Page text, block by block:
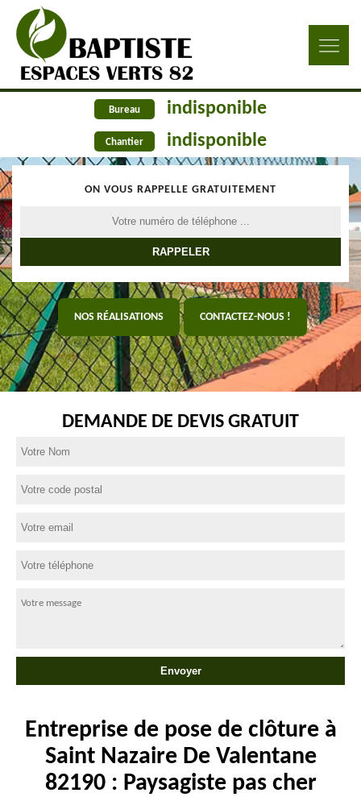
Bureau indisponible
Chantier indisponible
ON VOUS RAPPELLE GRATUITEMENT
NOS RÉALISATIONS CONTACTEZ-NOUS !
DEMANDE DE DEVIS GRATUIT
Entreprise de pose de clôture à
Saint Nazaire De Valentane
82190 : Paysagiste pas cher